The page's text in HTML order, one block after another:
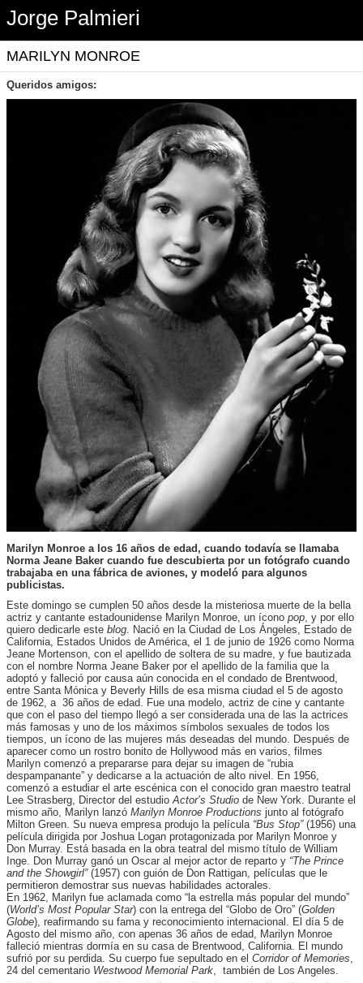
Jorge Palmieri
MARILYN MONROE
Queridos amigos:
Marilyn Monroe a los 16 años de edad, cuando todavía se llamaba
Norma Jeane Baker cuando fue descubierta por un fotógrafo cuando
trabajaba en una fábrica de aviones, y modeló para algunos
publicistas.
Este domingo se cumplen 50 años desde la misteriosa muerte de la bella
actriz y cantante estadounidense Marilyn Monroe, un ícono pop , y por ello
quiero dedicarle este blog . Nació en la Ciudad de Los Ángeles, Estado de
California, Estados Unidos de América, el 1 de junio de 1926 como Norma
Jeane Mortenson, con el apellido de soltera de su madre, y fue bautizada
con el nombre Norma Jeane Baker por el apellido de la familia que la
adoptó y falleció por causa aún conocida en el condado de Brentwood,
entre Santa Mónica y Beverly Hills de esa misma ciudad el 5 de agosto
de 1962, a 36 años de edad. Fue una modelo, actriz de cine y cantante
que con el paso del tiempo llegó a ser considerada una de las la actrices
más famosas y uno de los máximos símbolos sexuales de todos los
tiempos, un ícono de las mujeres más deseadas del mundo. Después de
aparecer como un rostro bonito de Hollywood más en varios, filmes
Marilyn comenzó a prepararse para dejar su imagen de “rubia
despampanante” y dedicarse a la actuación de alto nivel. En 1956,
comenzó a estudiar el arte escénica con el conocido gran maestro teatral
Lee Strasberg, Director del estudio Actor’s Studio de New York. Durante el
mismo año, Marilyn lanzó Marilyn Monroe Productions junto al fotógrafo
Milton Green. Su nueva empresa produjo la película “Bus Stop”(1956) una
película dirigida por Joshua Logan protagonizada por Marilyn Monroe y
Don Murray. Está basada en la obra teatral del mismo título de William
Inge. Don Murray ganó un Oscar al mejor actor de reparto y “The Prince
and the Showgirl”(1957) con guión de Don Rattigan, películas que le
permitieron demostrar sus nuevas habilidades actorales.
En 1962, Marilyn fue aclamada como “la estrella más popular del mundo”
(World’s Most Popular Star) con la entrega del “Globo de Oro” (Golden
Globe), reafirmando su fama y reconocimiento internacional. El día 5 de
Agosto del mismo año, con apenas 36 años de edad, Marilyn Monroe
falleció mientras dormía en su casa de Brentwood, California. El mundo
sufrió por su perdida. Su cuerpo fue sepultado en el Corridor of Memories
24 del cementario Westwood Memorial Park
también de Los Angeles.